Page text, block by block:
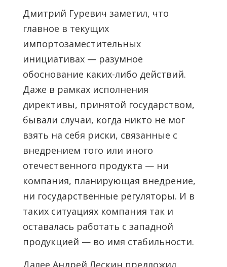
Дмитрий Гуревич заметил, что
главное в текущих
импортозаместительных
инициативах — разумное
обоснование каких-либо действий.
Даже в рамках исполнения
директивы, принятой государством,
бывали случаи, когда никто не мог
взять на себя риски, связанные с
внедрением того или иного
отечественного продукта — ни
компания, планирующая внедрение,
ни государственные регуляторы. И в
таких ситуациях компания так и
оставалась работать с западной
продукцией — во имя стабильности.
Далее Андрей Лескин предложил